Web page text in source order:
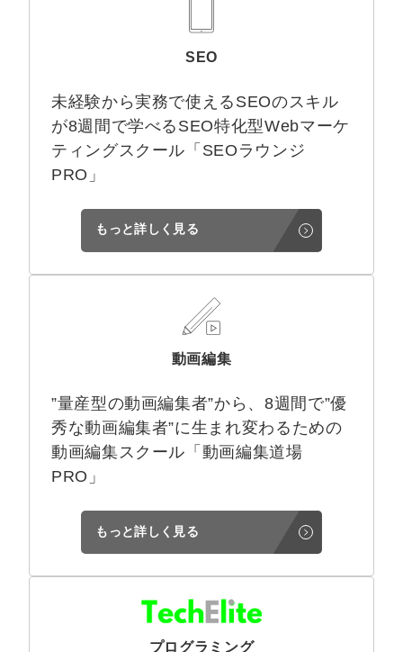
SEO
未経験から実務で使えるSEOのスキル
が8週間で学べるSEO特化型Webマーケ
ティングスクール「SEOラウンジ
PRO」
もっと詳しく見る
動画編集
”量産型の動画編集者”から、8週間で”優
秀な動画編集者”に生まれ変わるための
動画編集スクール「動画編集道場
PRO」
もっと詳しく見る
プログラミング